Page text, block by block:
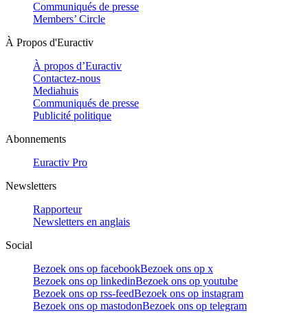
Communiqués de presse
Members’ Circle
À Propos d'Euractiv
À propos d’Euractiv
Contactez-nous
Mediahuis
Communiqués de presse
Publicité politique
Abonnements
Euractiv Pro
Newsletters
Rapporteur
Newsletters en anglais
Social
Bezoek ons op facebookBezoek ons op x
Bezoek ons op linkedinBezoek ons op youtube
Bezoek ons op rss-feedBezoek ons op instagram
Bezoek ons op mastodonBezoek ons op telegram